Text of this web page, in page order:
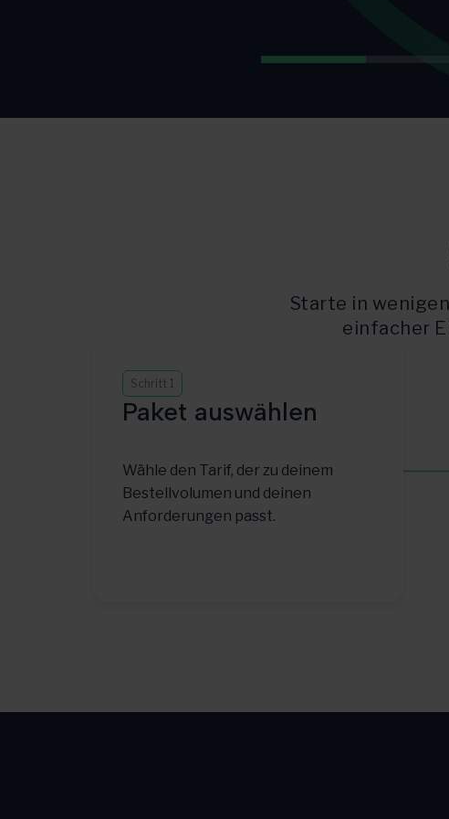
Starte in
einfacher
Schritt 1
Paket auswählen
Wähle den Tarif, der zu deinem
Bestellvolumen und deinen
Anforderungen passt.